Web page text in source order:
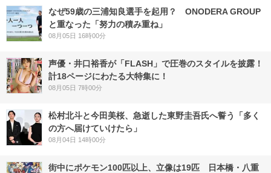
なぜ59歳の三浦知良選手を起用？ ONODERA GROUP
と重なった「努力の積み重ね」
08月05日 16時00分
声優・井口裕香が「FLASH」で圧巻のスタイルを披露！
計18ページにわたる大特集に！
08月05日 7時00分
松村北斗と今田美桜、急逝した東野圭吾氏へ誓う「多く
の方へ届けていけたら」
08月04日 14時00分
街中にポケモン100匹以上、立像は19匹 日本橋・八重